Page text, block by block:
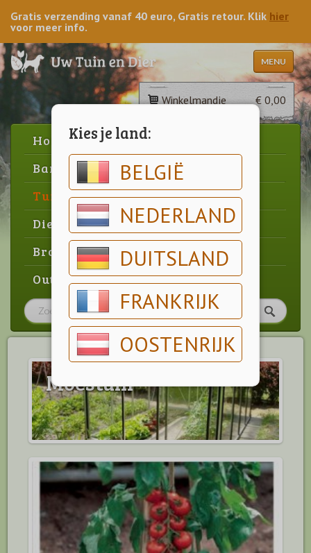
Kies je land:
BELGIË
NEDERLAND
DUITSLAND
FRANKRIJK
OOSTENRIJK
Gratis verzending vanaf 40 euro, Gratis retour. Klik hier
voor meer info.
MENU
Winkelmandje € 0,00
Home
Barbecue
Tuin
Dier
Brood & gebak
Outlet
Moestuin